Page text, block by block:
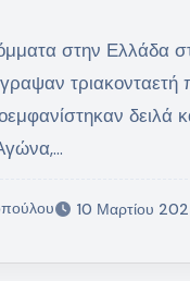
τριακονταετή
δειλά
10 Μαρτίου